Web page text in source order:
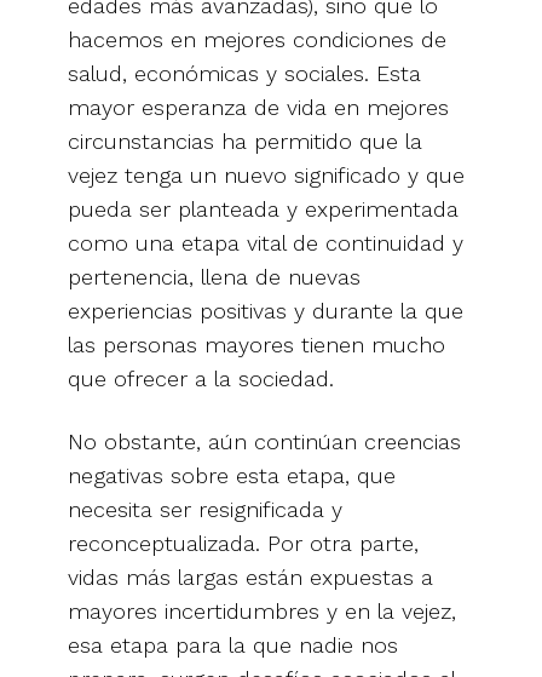
edades más avanzadas), sino que lo
hacemos en mejores condiciones de
salud, económicas y sociales. Esta
mayor esperanza de vida en mejores
circunstancias ha permitido que la
vejez tenga un nuevo significado y que
pueda ser planteada y experimentada
como una etapa vital de continuidad y
pertenencia, llena de nuevas
experiencias positivas y durante la que
las personas mayores tienen mucho
que ofrecer a la sociedad.
No obstante, aún continúan creencias
negativas sobre esta etapa, que
necesita ser resignificada y
reconceptualizada. Por otra parte,
vidas más largas están expuestas a
mayores incertidumbres y en la vejez,
esa etapa para la que nadie nos